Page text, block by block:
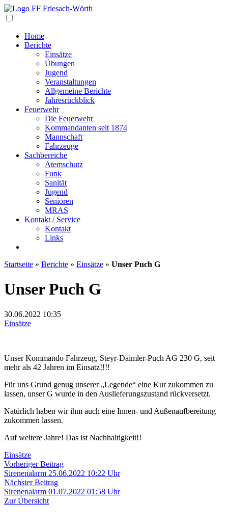
Home
Berichte
Einsätze
Übungen
Jugend
Veranstaltungen
Allgemeine Berichte
Jahresrückblick
Feuerwehr
Die Feuerwehr
Kommandanten seit 1874
Mannschaft
Fahrzeuge
Sachbereiche
Atemschutz
Funk
Sanität
Jugend
Senioren
MRAS
Kontakt / Service
Kontakt
Links
Startseite » Berichte » Einsätze » Unser Puch G
Unser Puch G
30.06.2022 10:35
Einsätze
Unser Kommando Fahrzeug, Steyr-Daimler-Puch AG 230 G, seit
mehr als 42 Jahren im Einsatz!!!!
Für uns Grund genug unserer „Legende“ eine Kur zukommen zu
lassen, unser G wurde in den Auslieferungszustand rückversetzt.
Natürlich haben wir ihm auch eine Innen- und Außenaufbereitung
zukommen lassen.
Auf weitere Jahre! Das ist Nachhaltigkeit!!
Einsätze
Beitragsnavigation
Vorheriger BeitragVorheriger
Beitrag:
Sirenenalarm 25.06.2022 10:22 Uhr
Nächster BeitragNächster
Beitrag:
Sirenenalarm 01.07.2022 01:58 Uhr
Zur Übersicht